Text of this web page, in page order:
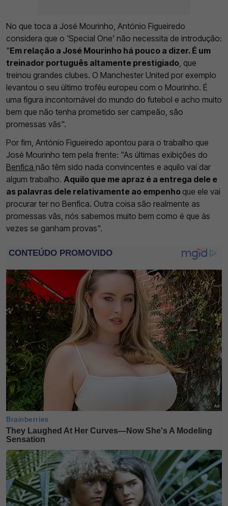
No que toca a José Mourinho, António Figueiredo
considera que o 'Special One' não necessita de introdução:
"Em relação a José Mourinho há pouco a dizer. É um
treinador português altamente prestigiado, que
treinou grandes clubes. O Manchester United por exemplo
levantou o seu último troféu europeu com o Mourinho. É
uma figura incontornável do mundo do futebol e acho muito
bem que não tenha prometido ser campeão, são
promessas vãs".
Por fim, António Figueiredo apontou para o trabalho que
José Mourinho tem pela frente: "As últimas exibições do
Benfica não têm sido nada convincentes e aquilo vai dar
algum trabalho. Aquilo que me apraz é a entrega dele e
as palavras dele relativamente ao empenho que ele vai
procurar ter no Benfica. Outra coisa são realmente as
promessas vãs, nós sabemos muito bem como é que às
vezes se ganham provas".